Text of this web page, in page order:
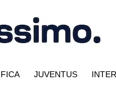
JUVENTUS INTER